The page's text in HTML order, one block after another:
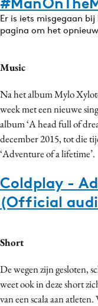
Effectiviteit
Gedragsverandering
Interne communicatie
Media
Merkstrategie
PR
Programmatic
Reputatie & crisis
Er is iets misgegaan
pagina om het
Music
Na het album Mylo
week met een nieuwe
album ‘A head full of
december 2015, tot die
‘Adventure of a lifetime’.
Coldplay -
(Official
Short
De wegen zijn gesloten,
weet ook in deze short
van een scala aan